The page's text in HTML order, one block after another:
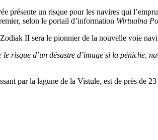
présente un risque pour les navires qui l’
selon le portail d’information Wirtualna
Zodiak II sera le pionnier de la nouvelle voie
le risque d’un désastre d’image si la péniche,
par la lagune de la Vistule, est de près de 23